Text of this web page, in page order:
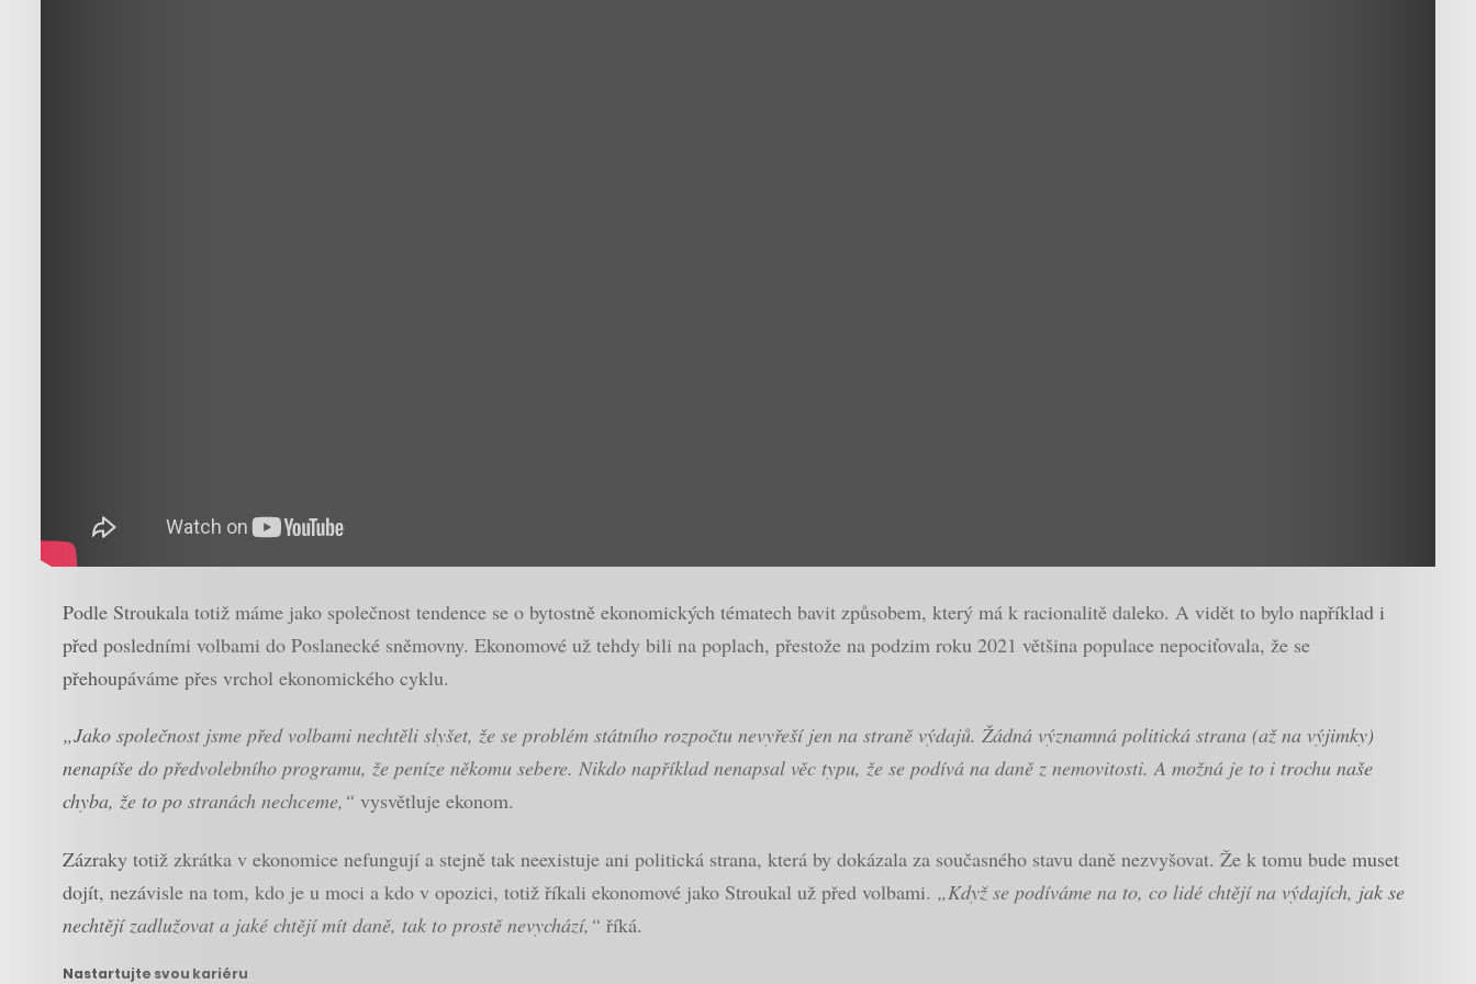
Podle Stroukala totiž máme jako společnost tendence se o bytostně ekonomických tématech bavit způsobem, který má k racionalitě daleko. A vidět to bylo například i
před posledními volbami do Poslanecké sněmovny. Ekonomové už tehdy bili na poplach, přestože na podzim roku 2021 většina populace nepociťovala, že se
přehoupáváme přes vrchol ekonomického cyklu.
„Jako společnost jsme před volbami nechtěli slyšet, že se problém státního rozpočtu nevyřeší jen na straně výdajů. Žádná významná politická strana (až na výjimky)
nenapíše do předvolebního programu, že peníze někomu sebere. Nikdo například nenapsal věc typu, že se podívá na daně z nemovitosti. A možná je to i trochu naše
chyba, že to po stranách nechceme,“ vysvětluje ekonom.
Zázraky totiž zkrátka v ekonomice nefungují a stejně tak neexistuje ani politická strana, která by dokázala za současného stavu daně nezvyšovat. Že k tomu bude muset
dojít, nezávisle na tom, kdo je u moci a kdo v opozici, totiž říkali ekonomové jako Stroukal už před volbami. „Když se podíváme na to, co lidé chtějí na výdajích, jak se
nechtějí zadlužovat a jaké chtějí mít daně, tak to prostě nevychází,“ říká.
Nastartujte svou kariéru